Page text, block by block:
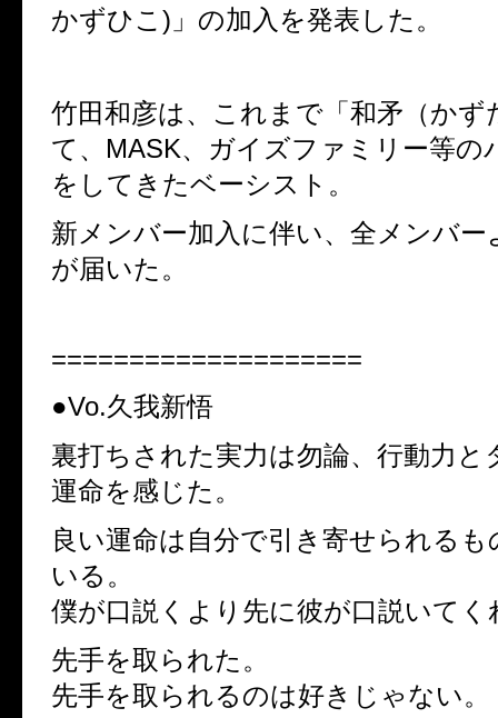
かずひこ)」の加入を発表した。
竹田和彦は、これまで「和矛（かず
て、MASK、ガイズファミリー等の
をしてきたベーシスト。
新メンバー加入に伴い、全メンバ
が届いた。
====================
●Vo.久我新悟
裏打ちされた実力は勿論、行動力と
運命を感じた。
良い運命は自分で引き寄せられる
いる。
僕が口説くより先に彼が口説いてく
先手を取られた。
先手を取られるのは好きじゃない。